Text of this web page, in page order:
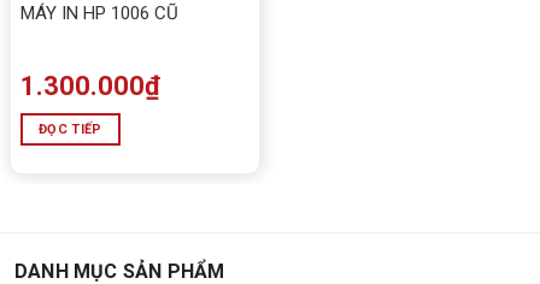
MÁY IN HP 1006 CŨ
1.300.000₫
ĐỌC TIẾP
DANH MỤC SẢN PHẨM